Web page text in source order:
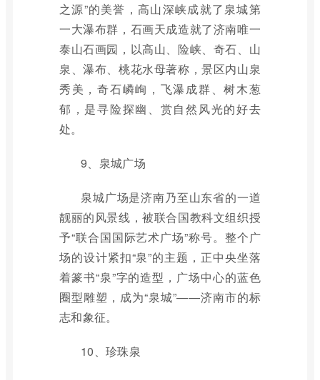
之源”的美誉，高山深峡成就了泉城第
一大瀑布群，石画天成造就了济南唯一
泰山石画园，以高山、险峡、奇石、山
泉、瀑布、桃花水母著称，景区内山泉
秀美，奇石嶙峋，飞瀑成群、树木葱
郁，是寻险探幽、赏自然风光的好去
处。
9、泉城广场
泉城广场是济南乃至山东省的一道
靓丽的风景线，被联合国教科文组织授
予“联合国国际艺术广场”称号。整个广
场的设计紧扣“泉”的主题，正中央坐落
着篆书“泉”字的造型，广场中心的蓝色
圈型雕塑，成为“泉城”——济南市的标
志和象征。
10、珍珠泉